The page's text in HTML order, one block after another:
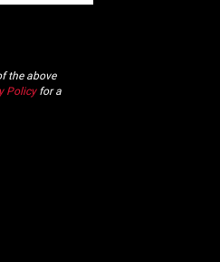
the above
Policyfor a